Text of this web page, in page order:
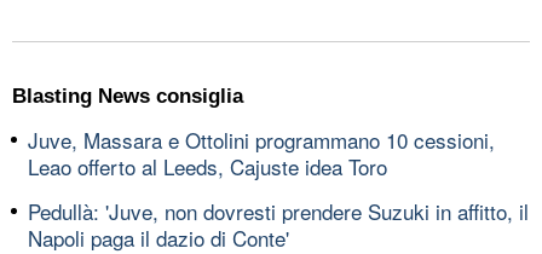
Blasting News consiglia
Juve, Massara e Ottolini programmano 10 cessioni,
Leao offerto al Leeds, Cajuste idea Toro
Pedullà: 'Juve, non dovresti prendere Suzuki in affitto, il
Napoli paga il dazio di Conte'